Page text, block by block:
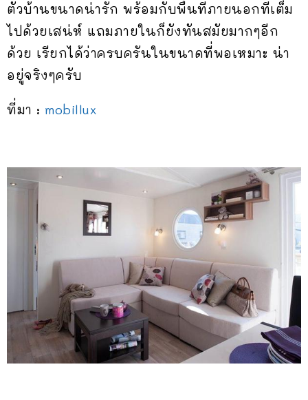
ตัวบ้านขนาดน่ารัก พร้อมกับพื้นที่ภายนอกที่เต็ม
ไปด้วยเสน่ห์ แถมภายในก็ยังทันสมัยมากๆอีก
ด้วย เรียกได้ว่าครบครันในขนาดที่พอเหมาะ น่า
อยู่จริงๆครับ
ที่มา : mobillux